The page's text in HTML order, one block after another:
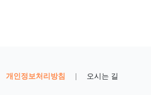
개인정보처리방침 | 오시는 길